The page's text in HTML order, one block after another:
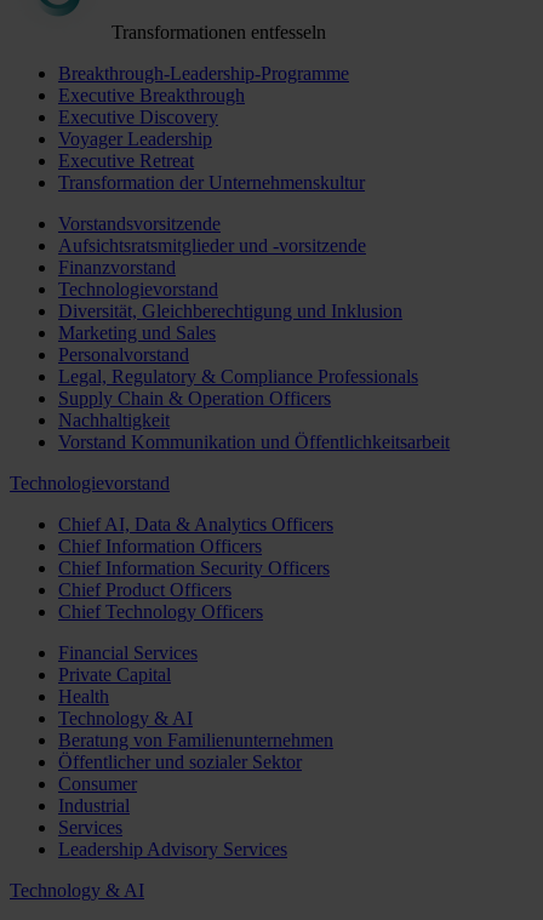
Transformationen entfesseln
Breakthrough-Leadership-Programme
Executive Breakthrough
Executive Discovery
Voyager Leadership
Executive Retreat
Transformation der Unternehmenskultur
Vorstandsvorsitzende
Aufsichtsratsmitglieder und -vorsitzende
Finanzvorstand
Technologievorstand
Diversität, Gleichberechtigung und Inklusion
Marketing und Sales
Personalvorstand
Legal, Regulatory & Compliance Professionals
Supply Chain & Operation Officers
Nachhaltigkeit
Vorstand Kommunikation und Öffentlichkeitsarbeit
Technologievorstand
Chief AI, Data & Analytics Officers
Chief Information Officers
Chief Information Security Officers
Chief Product Officers
Chief Technology Officers
Financial Services
Private Capital
Health
Technology & AI
Beratung von Familienunternehmen
Öffentlicher und sozialer Sektor
Consumer
Industrial
Services
Leadership Advisory Services
Technology & AI